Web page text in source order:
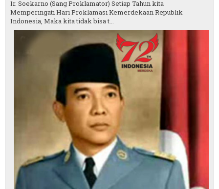
Ir. Soekarno (Sang Proklamator) Setiap Tahun kita
Memperingati Hari Proklamasi Kemerdekaan Republik
Indonesia, Maka kita tidak bisa t...